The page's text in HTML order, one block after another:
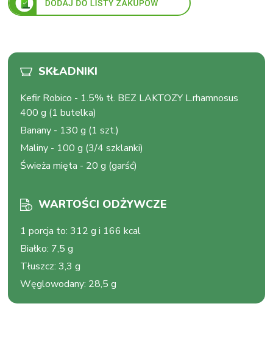
SKŁADNIKI
Kefir Robico - 1.5% tł. BEZ LAKTOZY L.rhamnosus
400 g (1 butelka)
Banany - 130 g (1 szt.)
Maliny - 100 g (3/4 szklanki)
Świeża mięta - 20 g (garść)
WARTOŚCI ODŻYWCZE
1 porcja to:312 g i 166 kcal
Białko: 7,5 g
Tłuszcz:3,3 g
Węglowodany: 28,5 g